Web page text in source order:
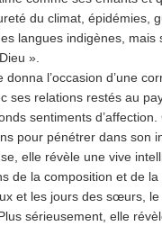
du climat, épidémies,
langues indigènes,
».
donna l’occasion d’une
ses relations restés au
sentiments
pour pénétrer dans son
elle révèle une vive
de la composition et de
et les jours des sœurs,
sérieusement, elle